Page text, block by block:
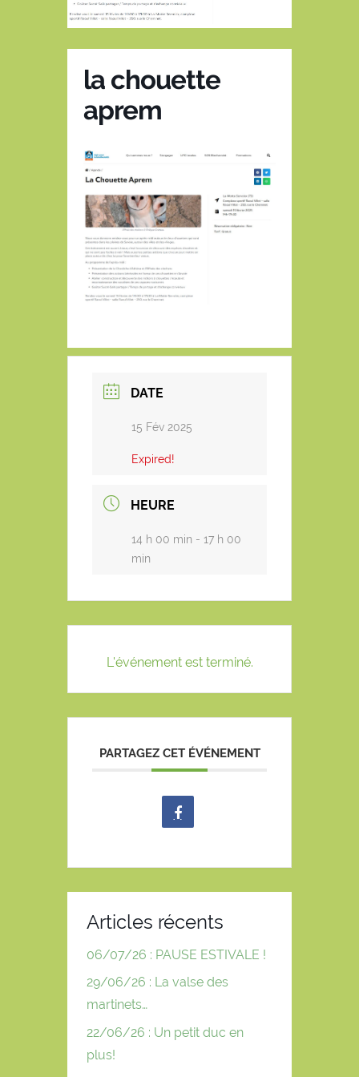
la chouette
aprem
DATE
15 Fév 2025
Expired!
HEURE
14 h 00 min - 17 h 00
min
L'événement est terminé.
PARTAGEZ CET ÉVÉNEMENT
Articles récents
06/07/26 : PAUSE ESTIVALE !
29/06/26 : La valse des
martinets…
22/06/26 : Un petit duc en
plus!